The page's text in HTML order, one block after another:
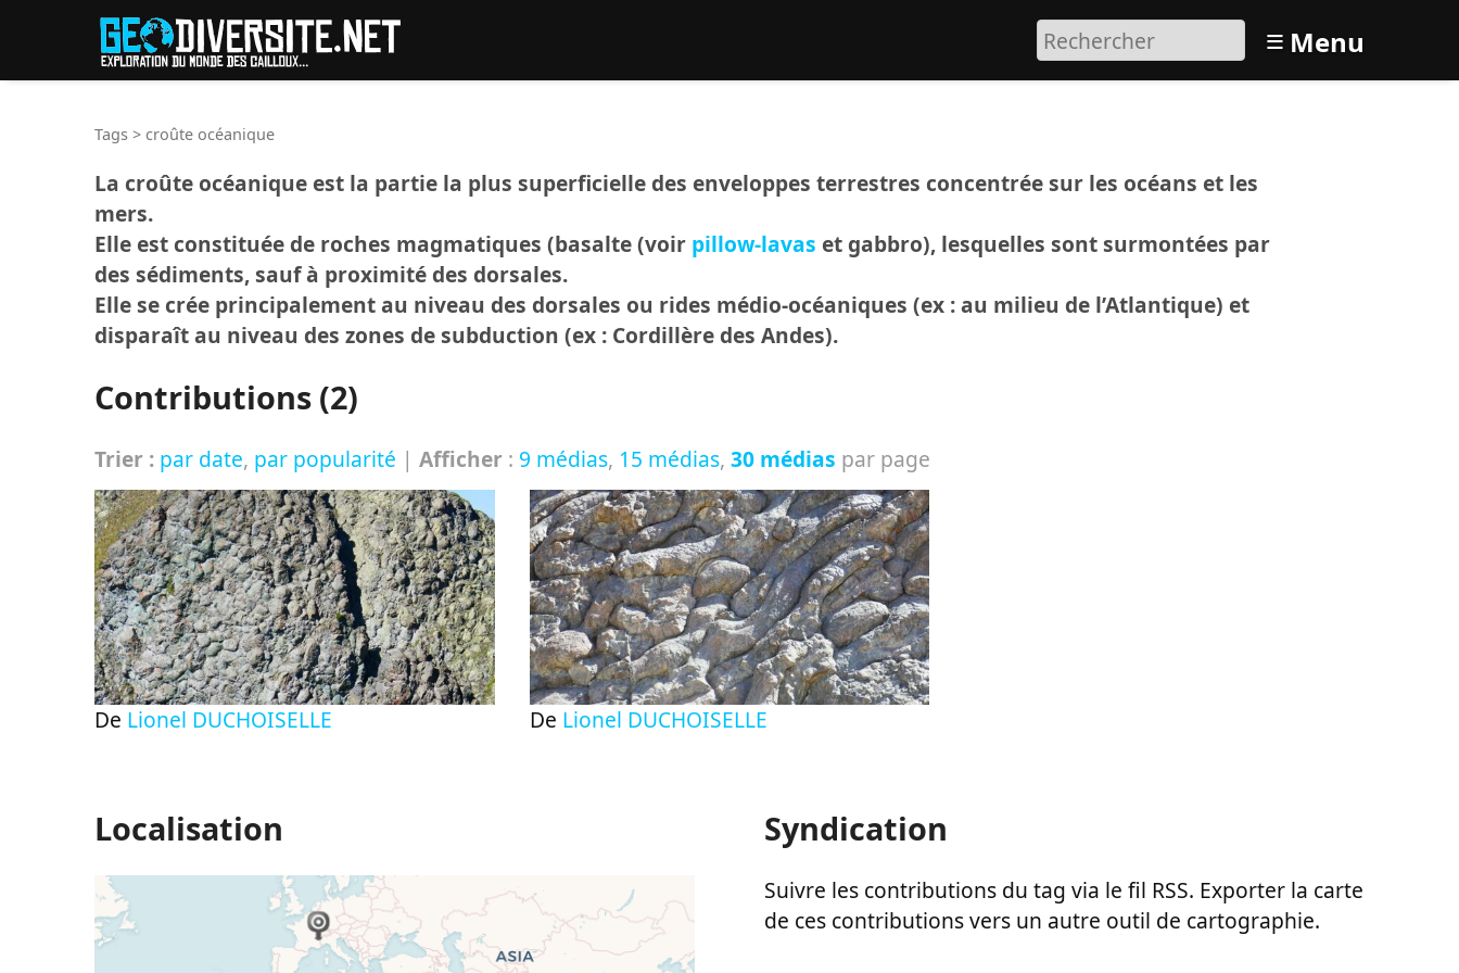
≡ Menu
Tags > croûte océanique
La croûte océanique est la partie la plus superficielle des enveloppes terrestres concentrée sur les océans et les
mers.
Elle est constituée de roches magmatiques (basalte (voir pillow-lavas et gabbro), lesquelles sont surmontées par
des sédiments, sauf à proximité des dorsales.
Elle se crée principalement au niveau des dorsales ou rides médio-océaniques (ex : au milieu de l’Atlantique) et
disparaît au niveau des zones de subduction (ex : Cordillère des Andes).
Contributions (2)
Trier : par date, par popularité | Afficher : 9 médias, 15 médias, 30 médias par page
De Lionel DUCHOISELLE De Lionel DUCHOISELLE
Localisation Syndication
Suivre les contributions du tag via le fil RSS. Exporter la carte
de ces contributions vers un autre outil de cartographie.